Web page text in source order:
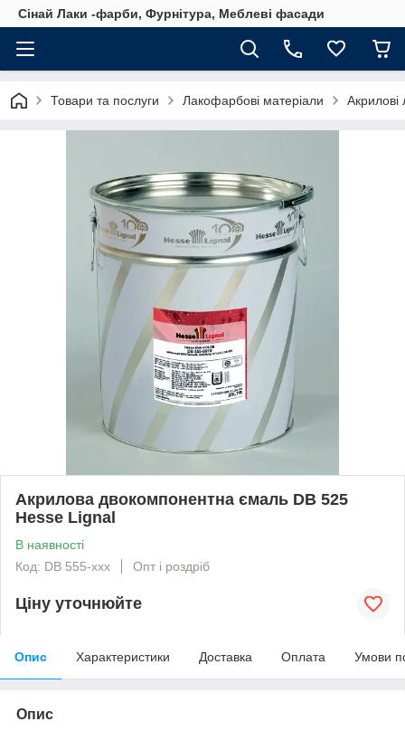
Сінай Лаки -фарби, Фурнітура, Меблеві фасади
Товари та послуги Лакофарбові матеріали Акрилові
Акрилова двокомпонентна ємаль DB 525
Hesse Lignal
В наявності
Код: DB 555-xxx
Опт і роздріб
Ціну уточнюйте
Опис Характеристики Доставка Оплата Умови
Опис